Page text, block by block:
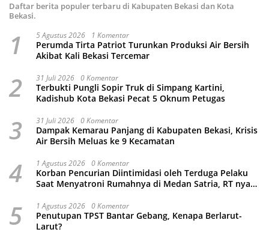
Daftar berita populer terbaru di Kabupaten Bekasi dan Kota
Bekasi.
1 5 Agustus 2026 1 Komentar
Perumda Tirta Patriot Turunkan Produksi Air Bersih
Akibat Kali Bekasi Tercemar
2 31 Juli 2026 0 Komentar
Terbukti Pungli Sopir Truk di Simpang Kartini,
Kadishub Kota Bekasi Pecat 5 Oknum Petugas
3 31 Juli 2026 0 Komentar
Dampak Kemarau Panjang di Kabupaten Bekasi, Krisis
Air Bersih Meluas ke 9 Kecamatan
4 1 Agustus 2026 0 Komentar
Korban Pencurian Diintimidasi oleh Terduga Pelaku
Saat Menyatroni Rumahnya di Medan Satria, RT nya
5 1 Agustus 2026 0 Komentar
Penutupan TPST Bantar Gebang, Kenapa Berlarut-
Larut?